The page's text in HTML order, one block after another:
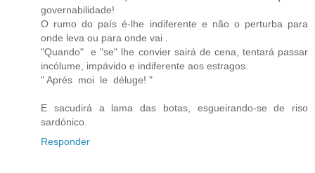
governabilidade!
O rumo do país é-lhe indiferente e não o perturba para
onde leva ou para onde vai .
"Quando" e "se" lhe convier sairá de cena, tentará passar
incólume, impávido e indiferente aos estragos.
" Après moi le déluge! "
E sacudirá a lama das botas, esgueirando-se de riso
sardónico.
Responder